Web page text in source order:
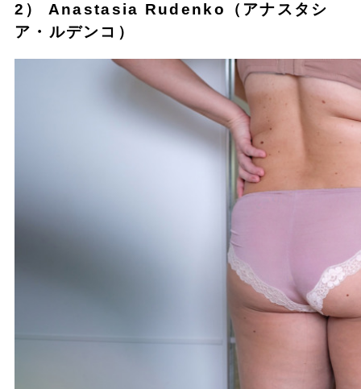
2） Anastasia Rudenko（アナスタシ
ア・ルデンコ）